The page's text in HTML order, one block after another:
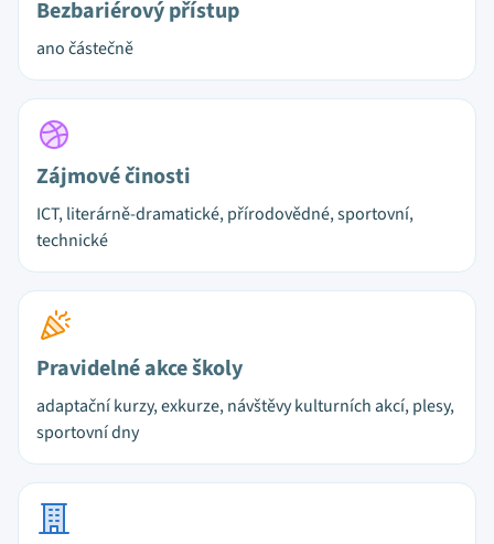
Bezbariérový přístup
ano částečně
Zájmové činosti
ICT, literárně-dramatické, přírodovědné, sportovní,
technické
Pravidelné akce školy
adaptační kurzy, exkurze, návštěvy kulturních akcí, plesy,
sportovní dny